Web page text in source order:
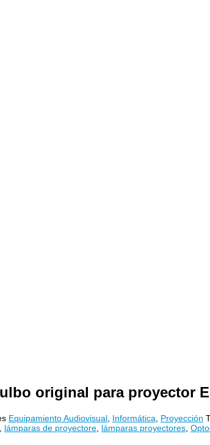
original para proyector
Equipamiento Audiovisual Informática Proyección
lámparas de proyectore lámparas proyectores